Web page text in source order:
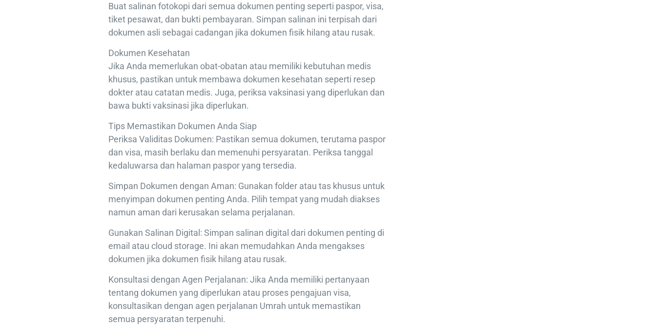
Buat salinan fotokopi dari semua dokumen penting seperti paspor, visa,
tiket pesawat, dan bukti pembayaran. Simpan salinan ini terpisah dari
dokumen asli sebagai cadangan jika dokumen fisik hilang atau rusak.
Dokumen Kesehatan
Jika Anda memerlukan obat-obatan atau memiliki kebutuhan medis
khusus, pastikan untuk membawa dokumen kesehatan seperti resep
dokter atau catatan medis. Juga, periksa vaksinasi yang diperlukan dan
bawa bukti vaksinasi jika diperlukan.
Tips Memastikan Dokumen Anda Siap
Periksa Validitas Dokumen: Pastikan semua dokumen, terutama paspor
dan visa, masih berlaku dan memenuhi persyaratan. Periksa tanggal
kedaluwarsa dan halaman paspor yang tersedia.
Simpan Dokumen dengan Aman: Gunakan folder atau tas khusus untuk
menyimpan dokumen penting Anda. Pilih tempat yang mudah diakses
namun aman dari kerusakan selama perjalanan.
Gunakan Salinan Digital: Simpan salinan digital dari dokumen penting di
email atau cloud storage. Ini akan memudahkan Anda mengakses
dokumen jika dokumen fisik hilang atau rusak.
Konsultasi dengan Agen Perjalanan: Jika Anda memiliki pertanyaan
tentang dokumen yang diperlukan atau proses pengajuan visa,
konsultasikan dengan agen perjalanan Umrah untuk memastikan
semua persyaratan terpenuhi.